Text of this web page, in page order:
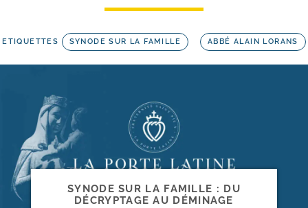
ETIQUETTES SYNODE SUR LA FAMILLE ABBÉ ALAIN LORANS
SYNODE SUR LA FAMILLE : DU
DÉCRYPTAGE AU DÉMINAGE